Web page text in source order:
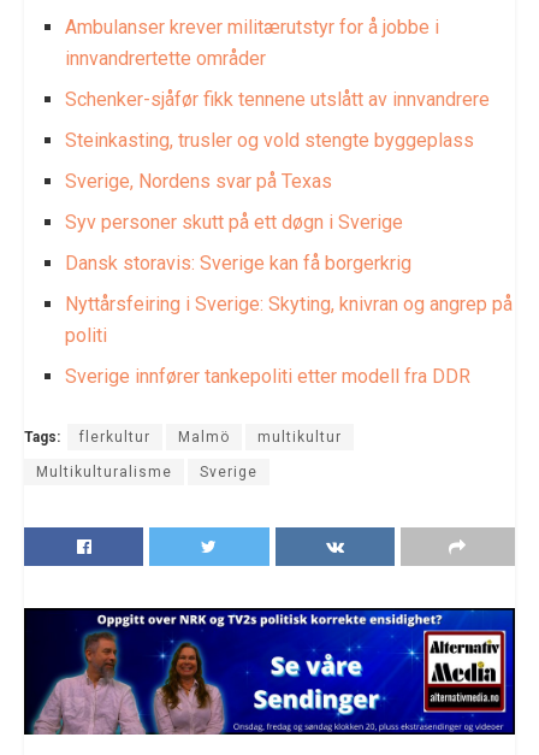
Ambulanser krever militærutstyr for å jobbe i
innvandrertette områder
Schenker-sjåfør fikk tennene utslått av innvandrere
Steinkasting, trusler og vold stengte byggeplass
Sverige, Nordens svar på Texas
Syv personer skutt på ett døgn i Sverige
Dansk storavis: Sverige kan få borgerkrig
Nyttårsfeiring i Sverige: Skyting, knivran og angrep på
politi
Sverige innfører tankepoliti etter modell fra DDR
Tags: flerkultur Malmö multikultur
Multikulturalisme Sverige